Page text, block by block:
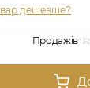
дешевше?
Продажів